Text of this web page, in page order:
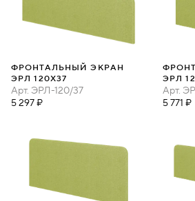
ФРОНТАЛЬНЫЙ ЭКРАН
ЭРЛ 120Х37
Арт. ЭРЛ-120/37
5 297 ₽
ЭРЛ
Арт.
5 771 ₽